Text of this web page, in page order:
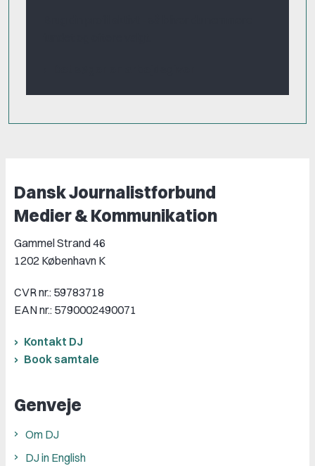
Dansk Journalistforbund
Medier & Kommunikation
Gammel Strand 46
1202 København K
CVR nr.: 59783718
EAN nr.: 5790002490071
Kontakt DJ
Book samtale
Genveje
Om DJ
DJ in English